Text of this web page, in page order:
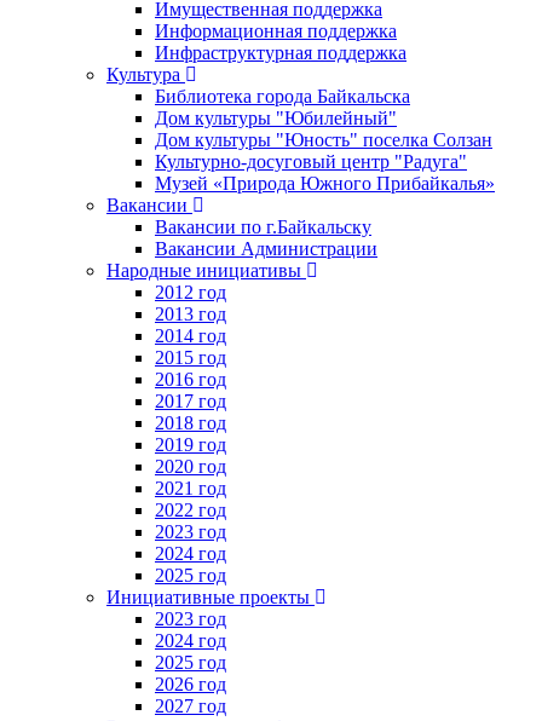
Имущественная поддержка
Информационная поддержка
Инфраструктурная поддержка
Культура
Библиотека города Байкальска
Дом культуры "Юбилейный"
Дом культуры "Юность" поселка Солзан
Культурно-досуговый центр "Радуга"
Музей «Природа Южного Прибайкалья»
Вакансии
Вакансии по г.Байкальску
Вакансии Администрации
Народные инициативы
2012 год
2013 год
2014 год
2015 год
2016 год
2017 год
2018 год
2019 год
2020 год
2021 год
2022 год
2023 год
2024 год
2025 год
Инициативные проекты
2023 год
2024 год
2025 год
2026 год
2027 год